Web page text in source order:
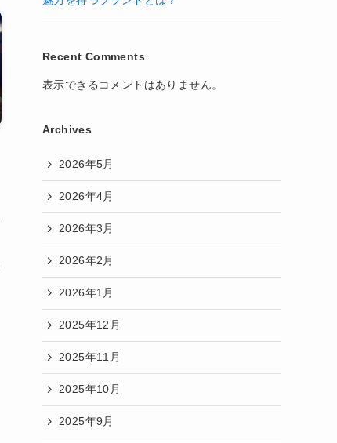
Recent Comments
表示できるコメントはありません。
Archives
2026年5月
2026年4月
2026年3月
2026年2月
2026年1月
2025年12月
2025年11月
2025年10月
2025年9月